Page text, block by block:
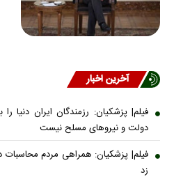
آخرین اخبار
فیلم| پزشکیان: رزمندگان ایران دنیا
دولت و نیروهای مسلح نیست
فیلم| پزشکیان: همراهی مردم محاسبات
زد